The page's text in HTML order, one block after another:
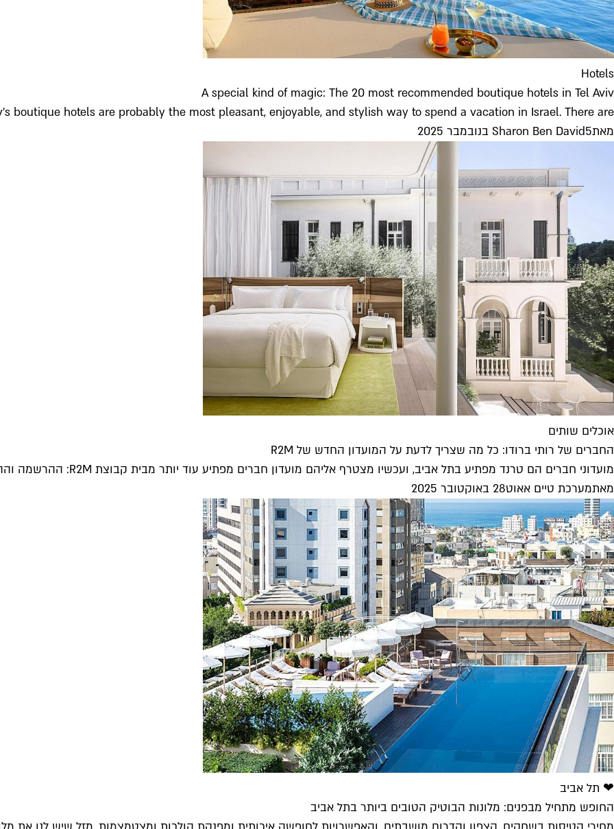
Hotels
A special kind of magic: The 20 most recommended boutique hotels in Tel Aviv
boutique hotels are probably the most pleasant, enjoyable, and stylish way to spend a vacation in Israel. There are...
מאת Sharon Ben David5 בנובמבר 2025
אוכלים שותים
החברים של רותי ברודו: כל מה שצריך לדעת על המועדון החדש של R2M
מועדוני חברים הם טרנד מפתיע בתל אביב, ועכשיו מצטרף אליהם מועדון חברים מפתיע עוד יותר מבית קבוצת R2M: ההרשמה וההצטרפות חינם...
מאתמערכת טיים אאוט28 באוקטובר 2025
❤ תל אביב
החופש מתחיל מבפנים: מלונות הבוטיק הטובים ביותר בתל אביב